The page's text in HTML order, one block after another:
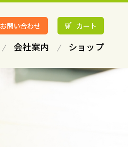
お問い合わせ カート
会社案内 ショップ